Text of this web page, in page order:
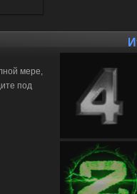
мере,
под